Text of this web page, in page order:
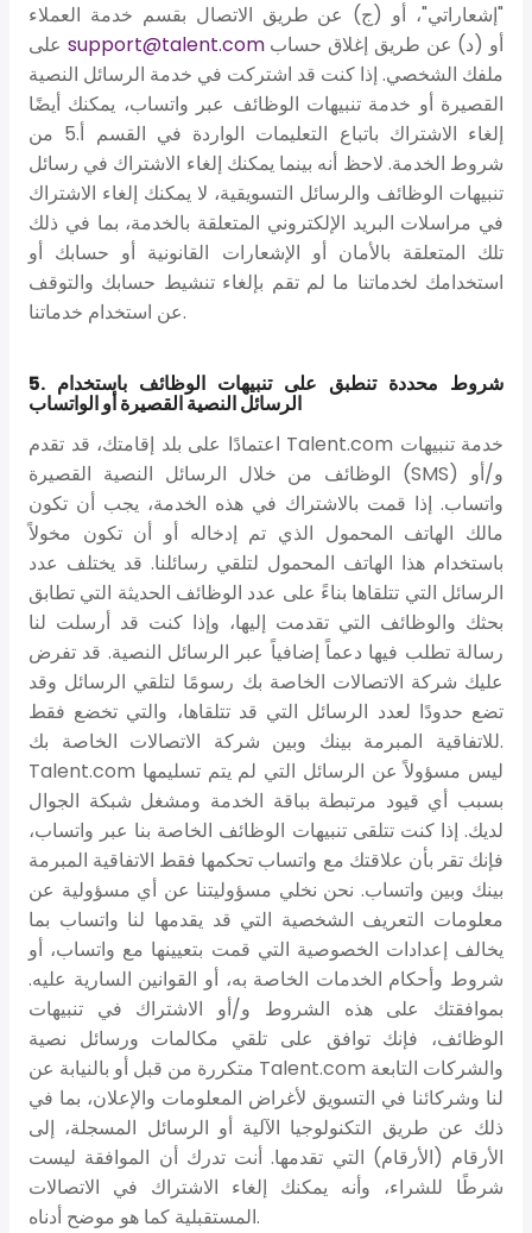
"إشعاراتي"، أو (ج) عن طريق الاتصال بقسم خدمة العملاء
على support@talent.com أو (د) عن طريق إغلاق حساب
ملفك الشخصي. إذا كنت قد اشتركت في خدمة الرسائل النصية
القصيرة أو خدمة تنبيهات الوظائف عبر واتساب، يمكنك أيضًا
إلغاء الاشتراك باتباع التعليمات الواردة في القسم أ.5 من
شروط الخدمة. لاحظ أنه بينما يمكنك إلغاء الاشتراك في رسائل
تنبيهات الوظائف والرسائل التسويقية، لا يمكنك إلغاء الاشتراك
في مراسلات البريد الإلكتروني المتعلقة بالخدمة، بما في ذلك
تلك المتعلقة بالأمان أو الإشعارات القانونية أو حسابك أو
استخدامك لخدماتنا ما لم تقم بإلغاء تنشيط حسابك والتوقف
عن استخدام خدماتنا.
5. شروط محددة تنطبق على تنبيهات الوظائف باستخدام
الرسائل النصية القصيرة أو الواتساب
اعتمادًا على بلد إقامتك، قد تقدم Talent.com خدمة تنبيهات
الوظائف من خلال الرسائل النصية القصيرة (SMS) و/أو
واتساب. إذا قمت بالاشتراك في هذه الخدمة، يجب أن تكون
مالك الهاتف المحمول الذي تم إدخاله أو أن تكون مخولاً
باستخدام هذا الهاتف المحمول لتلقي رسائلنا. قد يختلف عدد
الرسائل التي تتلقاها بناءً على عدد الوظائف الحديثة التي تطابق
بحثك والوظائف التي تقدمت إليها، وإذا كنت قد أرسلت لنا
رسالة تطلب فيها دعماً إضافياً عبر الرسائل النصية. قد تفرض
عليك شركة الاتصالات الخاصة بك رسومًا لتلقي الرسائل وقد
تضع حدودًا لعدد الرسائل التي قد تتلقاها، والتي تخضع فقط
للاتفاقية المبرمة بينك وبين شركة الاتصالات الخاصة بك.
Talent.com ليس مسؤولاً عن الرسائل التي لم يتم تسليمها
بسبب أي قيود مرتبطة بباقة الخدمة ومشغل شبكة الجوال
لديك. إذا كنت تتلقى تنبيهات الوظائف الخاصة بنا عبر واتساب،
فإنك تقر بأن علاقتك مع واتساب تحكمها فقط الاتفاقية المبرمة
بينك وبين واتساب. نحن نخلي مسؤوليتنا عن أي مسؤولية عن
معلومات التعريف الشخصية التي قد يقدمها لنا واتساب بما
يخالف إعدادات الخصوصية التي قمت بتعيينها مع واتساب، أو
شروط وأحكام الخدمات الخاصة به، أو القوانين السارية عليه.
بموافقتك على هذه الشروط و/أو الاشتراك في تنبيهات
الوظائف، فإنك توافق على تلقي مكالمات ورسائل نصية
متكررة من قبل أو بالنيابة عن Talent.com والشركات التابعة
لنا وشركائنا في التسويق لأغراض المعلومات والإعلان، بما في
ذلك عن طريق التكنولوجيا الآلية أو الرسائل المسجلة، إلى
الأرقام (الأرقام) التي تقدمها. أنت تدرك أن الموافقة ليست
شرطًا للشراء، وأنه يمكنك إلغاء الاشتراك في الاتصالات
المستقبلية كما هو موضح أدناه.